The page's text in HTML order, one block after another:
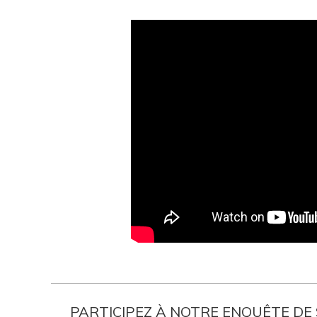
PARTICIPEZ À NOTRE ENQUÊTE